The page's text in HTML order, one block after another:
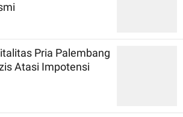
Pria Palembang
Atasi Impotensi